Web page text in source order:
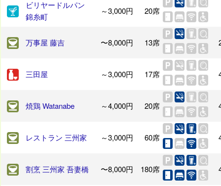
ビリヤードルパン
錦糸町
～3,000円 20席
万事屋 藤吉 〜8,000円 13席
三田屋 ～3,000円 17席
焼鶏 Watanabe ～4,000円 20席
レストラン 三州家 ～3,000円 60席
割烹 三州家 吾妻橋 〜8,000円 180席